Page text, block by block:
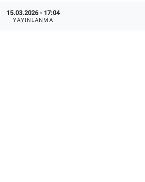
15.03.2026 - 17:04
YAYINLANMA